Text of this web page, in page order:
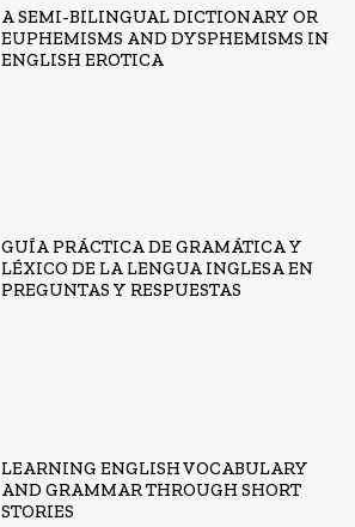
A SEMI-BILINGUAL DICTIONARY OR
EUPHEMISMS AND DYSPHEMISMS IN
ENGLISH EROTICA
GUÍA PRÁCTICA DE GRAMÁTICA Y
LÉXICO DE LA LENGUA INGLESA EN
PREGUNTAS Y RESPUESTAS
LEARNING ENGLISH VOCABULARY
AND GRAMMAR THROUGH SHORT
STORIES